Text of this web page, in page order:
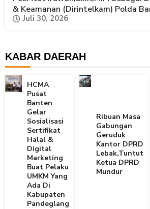
& Keamanan (Dirintelkam) Polda
Juli 30, 2026
KABAR DAERAH
HCMA
Pusat
Banten
Gelar
Sosialisasi
Sertifikat
Halal &
Digital
Marketing
Buat Pelaku
UMKM Yang
Ada Di
Kabupaten
Pandeglang
Ribuan Masa
Gabungan
Geruduk
Kantor DPRD
Lebak,Tuntut
Ketua DPRD
Mundur